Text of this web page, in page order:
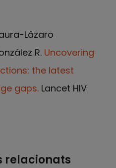
Lázaro
R. Uncovering
the latest
gaps. Lancet HIV
relacionats